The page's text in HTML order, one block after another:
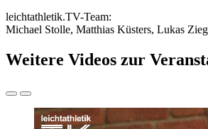
leichtathletik.TV-Team:
Michael Stolle, Matthias Küsters, Lukas
Weitere Videos zur